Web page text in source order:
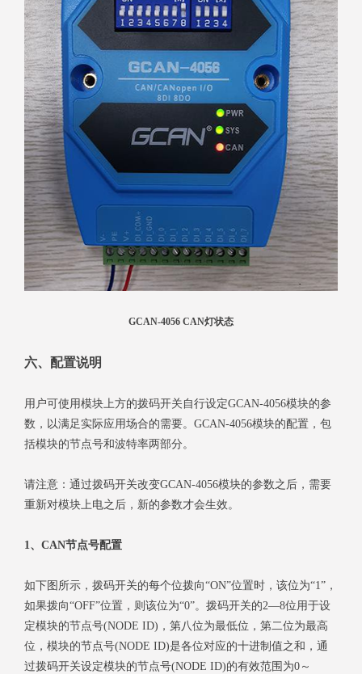
GCAN-4056 CAN灯状态
六、配置说明
用户可使用模块上方的拨码开关自行设定GCAN-4056模块的参
数，以满足实际应用场合的需要。GCAN-4056模块的配置，包
括模块的节点号和波特率两部分。
请注意：通过拨码开关改变GCAN-4056模块的参数之后，需要
重新对模块上电之后，新的参数才会生效。
1、CAN节点号配置
如下图所示，拨码开关的每个位拨向“ON”位置时，该位为“1”，
如果拨向“OFF”位置，则该位为“0”。拨码开关的2—8位用于设
定模块的节点号(NODE ID)，第八位为最低位，第二位为最高
位，模块的节点号(NODE ID)是各位对应的十进制值之和，通
过拨码开关设定模块的节点号(NODE ID)的有效范围为0～